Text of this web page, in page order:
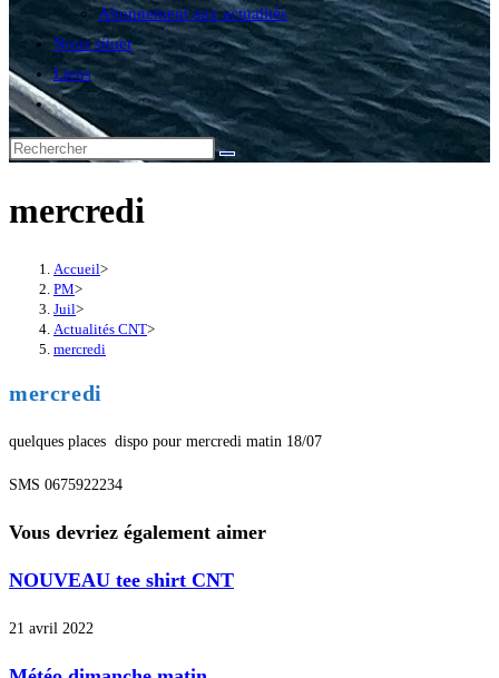
Abonnement aux actualités
Nous situer
Liens
Toggle
website
search
mercredi
Accueil>
PM>
Juil>
Actualités CNT>
mercredi
mercredi
quelques places dispo pour mercredi matin 18/07
SMS 0675922234
Vous devriez également aimer
NOUVEAU tee shirt CNT
21 avril 2022